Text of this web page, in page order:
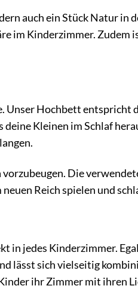
auch ein Stück Natur in
im Kinderzimmer. Zudem
Unser Hochbett
Kleinen im Schlaf
Die
Reich spielen und
in jedes Kinderzimmer.
lässt sich vielseitig
ihr Zimmer mit ihren